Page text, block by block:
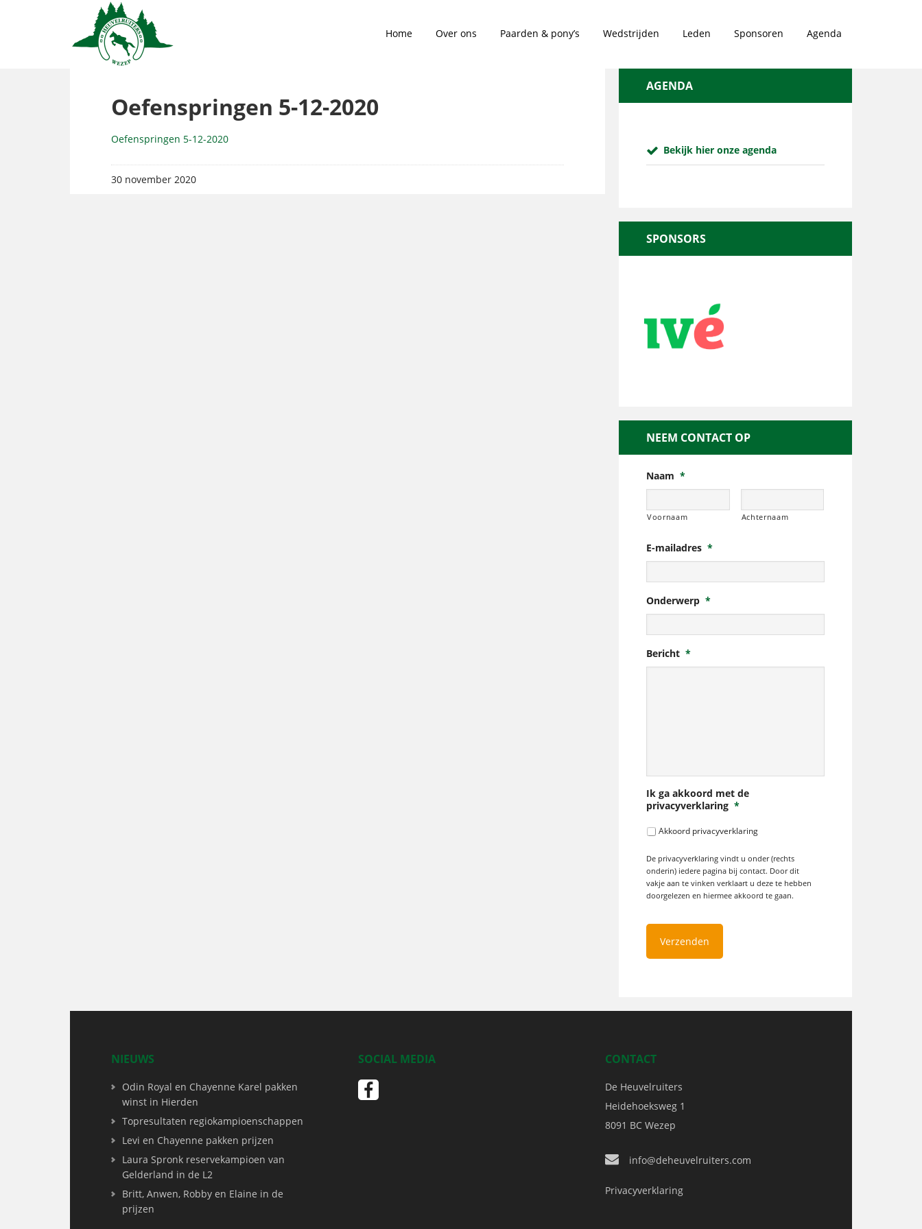
Home Over ons Paarden & pony’s Wedstrijden Leden Sponsoren Agenda
Oefenspringen 5-12-2020
Oefenspringen 5-12-2020
30 november 2020
AGENDA
Bekijk hier onze agenda
SPONSORS
NEEM CONTACT OP
Naam *
Voornaam Achternaam
E-mailadres *
Onderwerp *
Bericht *
Ik ga akkoord met de
privacyverklaring *
Akkoord privacyverklaring
De privacyverklaring vindt u onder (rechts
onderin) iedere pagina bij contact. Door dit
vakje aan te vinken verklaart u deze te hebben
doorgelezen en hiermee akkoord te gaan.
NIEUWS
Odin Royal en Chayenne Karel pakken
winst in Hierden
Topresultaten regiokampioenschappen
Levi en Chayenne pakken prijzen
Laura Spronk reservekampioen van
Gelderland in de L2
Britt, Anwen, Robby en Elaine in de
prijzen
SOCIAL MEDIA CONTACT
De Heuvelruiters
Heidehoeksweg 1
8091 BC Wezep
info@deheuvelruiters.com
Privacyverklaring